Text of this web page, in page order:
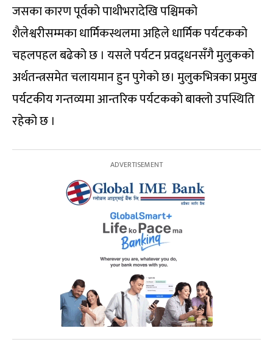
जसका कारण पूर्वको पाथीभरादेखि पश्चिमको
शैलेश्वरीसम्मका धार्मिकस्थलमा अहिले धार्मिक पर्यटकको
चहलपहल बढेको छ । यसले पर्यटन प्रवद्र्धनसँगै मुलुकको
अर्थतन्त्रसमेत चलायमान हुन पुगेको छ। मुलुकभित्रका प्रमुख
पर्यटकीय गन्तव्यमा आन्तरिक पर्यटकको बाक्लो उपस्थिति
रहेको छ ।